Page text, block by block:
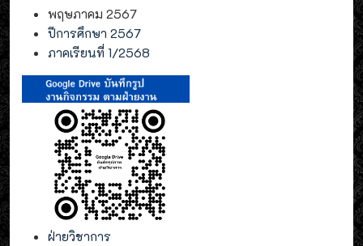
พฤษภาคม 2567
ปีการศึกษา 2567
ภาคเรียนที่ 1/2568
ฝ่ายวิชาการ